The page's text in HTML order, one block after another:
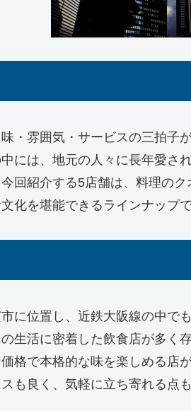
味・雰囲気・サービスの三拍子
には、地元の人々に長年愛さ
回紹介する5店舗は、料理の
化を堪能できるラインナップで
に位置し、近鉄大阪線の中で
生活に密着した飲食店が多く
格で本格的な味を楽しめる店
も良く、気軽に立ち寄れる点も